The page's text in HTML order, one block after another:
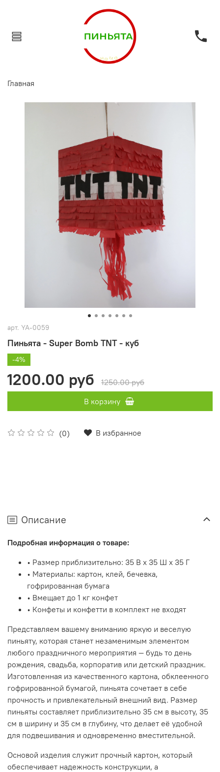
Главная
арт. YA-0059
Пиньята - Super Bomb TNT - куб
(0) В избранное
-4%
1200.00 руб
1250.00 руб
В корзину
Описание
Подробная информация о товаре:
• Размер приблизительно: 35 В x 35 Ш x 35 Г
• Материалы: картон, клей, бечевка,
гофрированная бумага
• Вмещает до 1 кг конфет
• Конфеты и конфетти в комплект не входят
Представляем вашему вниманию яркую и веселую
пиньяту, которая станет незаменимым элементом
любого праздничного мероприятия — будь то день
рождения, свадьба, корпоратив или детский праздник.
Изготовленная из качественного картона, обклеенного
гофрированной бумагой, пиньята сочетает в себе
прочность и привлекательный внешний вид. Размер
пиньяты составляет приблизительно 35 см в высоту, 35
см в ширину и 35 см в глубину, что делает её удобной
для подвешивания и одновременно вместительной.
Основой изделия служит прочный картон, который
обеспечивает надежность конструкции, а